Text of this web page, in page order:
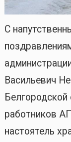
С
Васильевич
работников
настоятель